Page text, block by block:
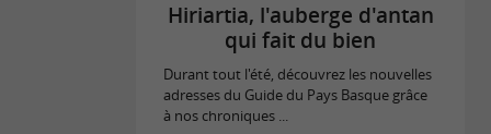
Hiriartia, l'auberge d'antan
qui fait du bien
Durant tout l'été, découvrez les nouvelles
adresses du Guide du Pays Basque grâce
à nos chroniques ...